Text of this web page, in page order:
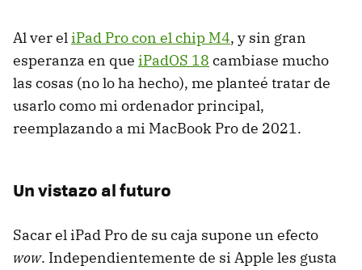
Al ver eliPad Pro con el chip M4, y sin gran
esperanza en que iPadOS 18 cambiase mucho
las cosas (no lo ha hecho), me planteé tratar de
usarlo como mi ordenador principal,
reemplazando a mi MacBook Pro de 2021.
Un vistazo al futuro
Sacar el iPad Pro de su caja supone un efecto
wow. Independientemente de si Apple les gusta